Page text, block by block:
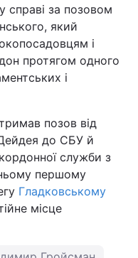
справі за позовом
який
і
протягом одного
і
позов від
до СБУ й
служби з
першому
Гладковському
місце